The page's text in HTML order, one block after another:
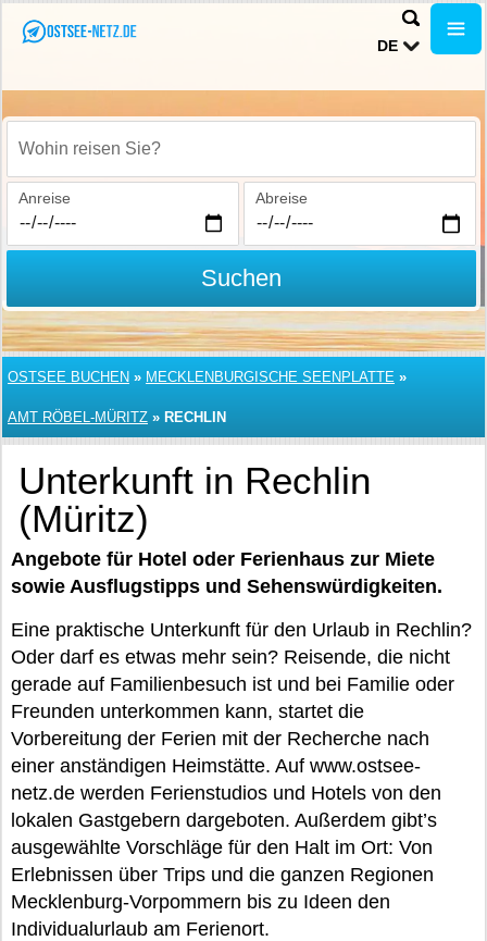
DE
Wohin reisen Sie?
Anreise Abreise
Suchen
OSTSEE BUCHEN » MECKLENBURGISCHE SEENPLATTE »
AMT RÖBEL-MÜRITZ » RECHLIN
Unterkunft in Rechlin
(Müritz)
Angebote für Hotel oder Ferienhaus zur Miete
sowie Ausflugstipps und Sehenswürdigkeiten.
Eine praktische Unterkunft für den Urlaub in Rechlin?
Oder darf es etwas mehr sein? Reisende, die nicht
gerade auf Familienbesuch ist und bei Familie oder
Freunden unterkommen kann, startet die
Vorbereitung der Ferien mit der Recherche nach
einer anständigen Heimstätte. Auf www.ostsee-
netz.de werden Ferienstudios und Hotels von den
lokalen Gastgebern dargeboten. Außerdem gibt’s
ausgewählte Vorschläge für den Halt im Ort: Von
Erlebnissen über Trips und die ganzen Regionen
Mecklenburg-Vorpommern bis zu Ideen den
Individualurlaub am Ferienort.